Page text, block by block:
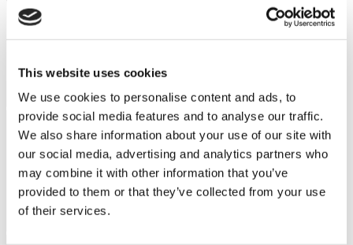
This website uses cookies
We use cookies to personalise content and ads, to
provide social media features and to analyse our traffic.
We also share information about your use of our site with
our social media, advertising and analytics partners who
may combine it with other information that you’ve
provided to them or that they’ve collected from your use
of their services.